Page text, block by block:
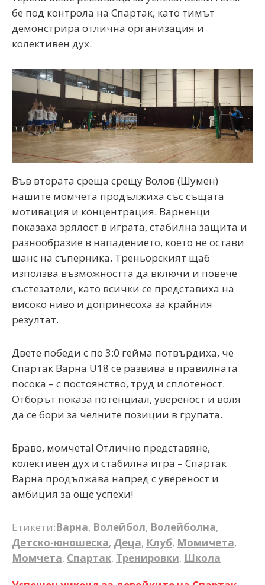
бе под контрола на Спартак, като тимът
демонстрира отлична организация и
колективен дух.
Във втората среща срещу Волов (Шумен)
нашите момчета продължиха със същата
мотивация и концентрация. Варненци
показаха зрялост в играта, стабилна защита и
разнообразие в нападението, което не остави
шанс на съперника. Треньорският щаб
използва възможността да включи и повече
състезатели, като всички се представиха на
високо ниво и допринесоха за крайния
резултат.
Двете победи с по 3:0 гейма потвърдиха, че
Спартак Варна U18 се развива в правилната
посока – с постоянство, труд и сплотеност.
Отборът показа потенциал, увереност и воля
да се бори за челните позиции в групата.
Браво, момчета! Отлично представяне,
колективен дух и стабилна игра – Спартак
Варна продължава напред с увереност и
амбиция за още успехи!
Етикети:Варна, Волейбол, Волейболна,
Детско-юношеска, Деца, Клуб, Момичета,
Момчета, Спартак, Тренировки, Школа